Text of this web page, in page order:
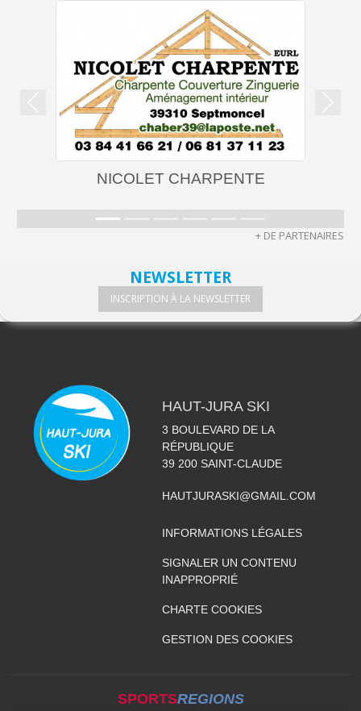
NICOLET CHARPENTE
Précedent
+ DE PARTENAIRES
NEWSLETTER
INSCRIPTION À LA NEWSLETTER
HAUT-JURA SKI
3 BOULEVARD DE LA
RÉPUBLIQUE
39 200 SAINT-CLAUDE
HAUTJURASKI@GMAIL.COM
INFORMATIONS LÉGALES
SIGNALER UN CONTENU
INAPPROPRIÉ
CHARTE COOKIES
GESTION DES COOKIES
SPORTSREGIONS